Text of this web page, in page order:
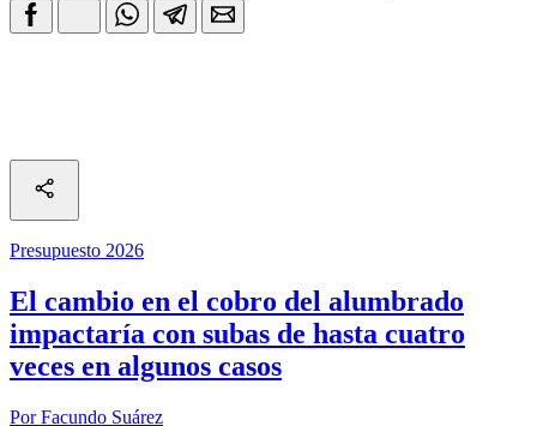
Presupuesto 2026
El cambio en el cobro del alumbrado
impactaría con subas de hasta cuatro
veces en algunos casos
Por Facundo Suárez